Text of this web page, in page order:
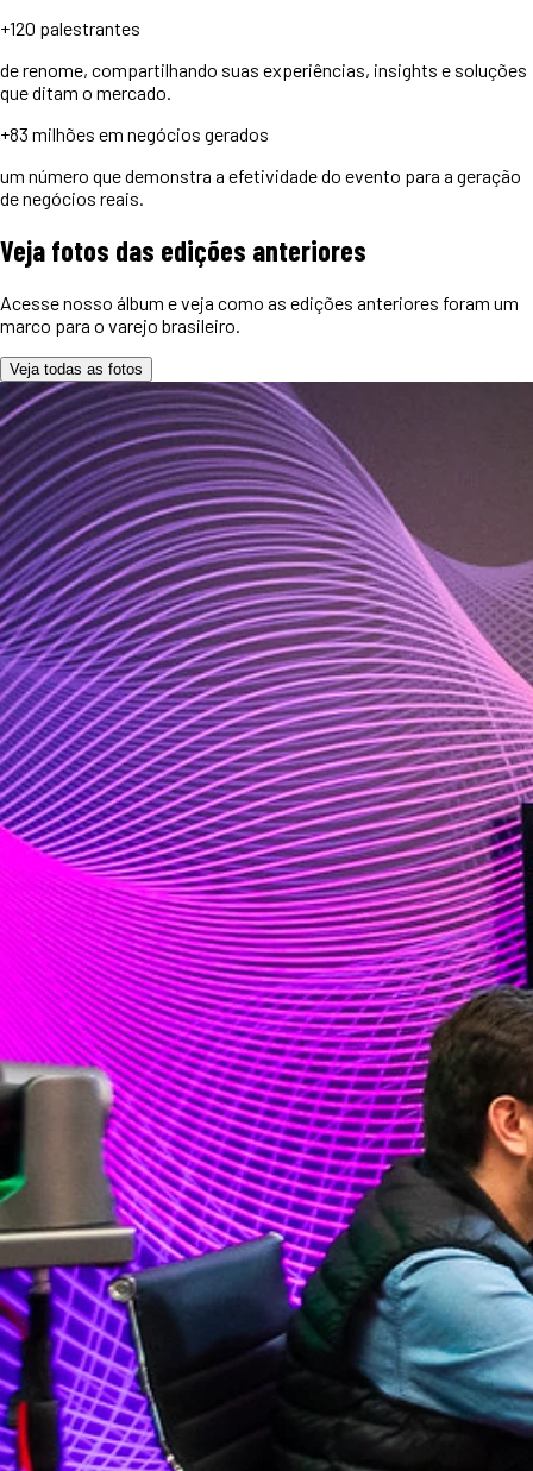
+120 palestrantes
de renome, compartilhando suas experiências, insights e soluções
que ditam o mercado.
+83 milhões em negócios gerados
um número que demonstra a efetividade do evento para a geração
de negócios reais.
Veja fotos das edições anteriores
Acesse nosso álbum e veja como as edições anteriores foram um
marco para o varejo brasileiro.
Veja todas as fotos